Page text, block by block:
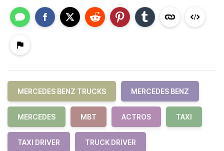
MERCEDES BENZ TRUCKS MERCEDES BENZ
MERCEDES MBT ACTROS TAXI
TAXI DRIVER TRUCK DRIVER